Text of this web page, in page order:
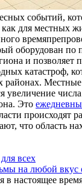
событий,
для местных
оборудован
и
катастроф,
районах.
увеличение
Это
происходят
что область
всех
на любой вкус
настоящее